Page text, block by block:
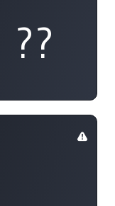
??